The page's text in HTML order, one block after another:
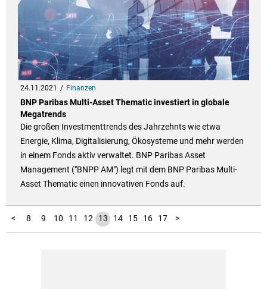
24.11.2021 Finanzen
BNP Paribas Multi-Asset Thematic investiert in globale
Megatrends
Die großen Investmenttrends des Jahrzehnts wie etwa
Energie, Klima, Digitalisierung, Ökosysteme und mehr werden
in einem Fonds aktiv verwaltet. BNP Paribas Asset
Management ("BNPP AM") legt mit dem BNP Paribas Multi-
Asset Thematic einen innovativen Fonds auf.
<
1
2
3
4
5
6
7 8 9 10 11 12 13 14 15 16 17
18
19
20
21
22
23
24
25
26 >